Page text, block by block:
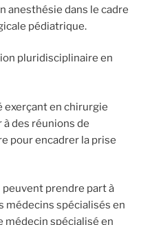
anesthésie dans le cadre
pédiatrique.
pluridisciplinaire en
exerçant en chirurgie
des réunions de
pour encadrer la prise
prendre part à
médecins spécialisés en
médecin spécialisé en